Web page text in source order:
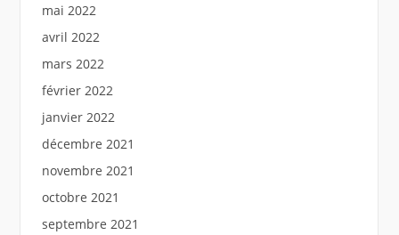
mai 2022
avril 2022
mars 2022
février 2022
janvier 2022
décembre 2021
novembre 2021
octobre 2021
septembre 2021